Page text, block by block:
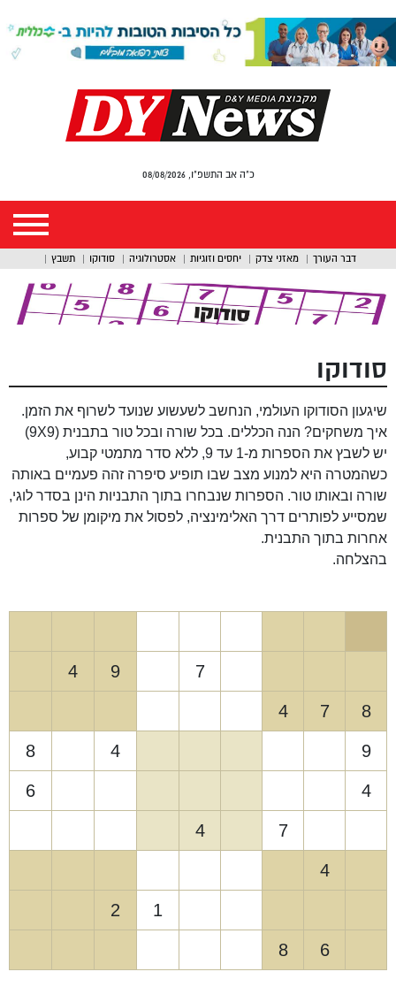
כ"ה אב התשפ"ו, 08/08/2026
דבר העורך מאזני צדק יחסים וזוגיות אסטרולוגיה סודוקו תשבץ
סודוקו
שיגעון הסודוקו העולמי, הנחשב לשעשוע שנועד לשרוף את הזמן.
איך משחקים? הנה הכללים. בכל שורה ובכל טור בתבנית (9X9)
יש לשבץ את הספרות מ-1 עד 9, ללא סדר מתמטי קבוע,
כשהמטרה היא למנוע מצב שבו תופיע סיפרה זהה פעמיים באותה
שורה ובאותו טור. הספרות שנבחרו בתוך התבניות הינן בסדר לוגי,
שמסייע לפותרים דרך האלימינציה, לפסול את מיקומן של ספרות
אחרות בתוך התבנית.
בהצלחה.
7
9
4
8
7
4
9
4
8
4
6
7
4
4
1
2
6
8